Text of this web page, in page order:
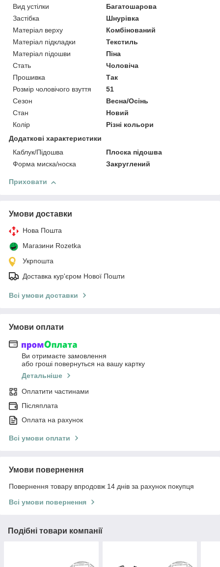
Вид устілки
Багатошарова
Застібка
Шнурівка
Матеріал верху
Комбінований
Матеріал підкладки
Текстиль
Матеріал підошви
Піна
Стать
Чоловіча
Прошивка
Так
Розмір чоловічого взуття
51
Сезон
Весна/Осінь
Стан
Новий
Колір
Різні кольори
Додаткові характеристики
Каблук/Підошва
Плоска підошва
Форма миска/носка
Закруглений
Приховати
Умови доставки
Нова Пошта
Магазини Rozetka
Укрпошта
Доставка кур'єром Нової Пошти
Всі умови доставки
Умови оплати
Ви отримаєте замовлення
або гроші повернуться на вашу картку
Детальніше
Оплатити частинами
Післяплата
Оплата на рахунок
Всі умови оплати
Умови повернення
Повернення товару впродовж 14 днів за рахунок покупця
Всі умови повернення
Подібні товари компанії